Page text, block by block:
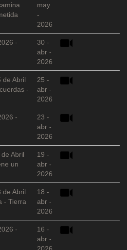
may
-
2026
-
30 -
abr -
2026
de Abril
-
25 -
abr -
2026
-
23 -
abr -
2026
Abril
un
19 -
abr -
2026
de Abril
- Tierra
18 -
abr -
2026
-
16 -
abr -